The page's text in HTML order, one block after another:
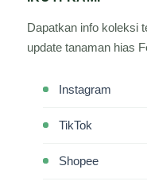
Dapatkan info koleksi
update tanaman hias
Instagram
TikTok
Shopee